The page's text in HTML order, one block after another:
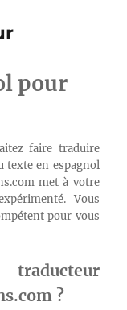
pour
faire traduire
texte en espagnol
met à votre
Vous
pour vous
?